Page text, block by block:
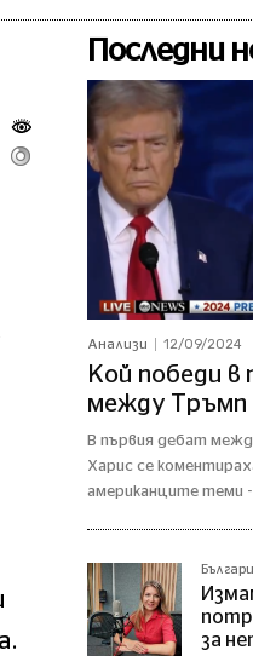
Последни
Анализи 12/09/2024
Кой победи в
между Тръмп
В първия дебат
Харис се
американците теми
за